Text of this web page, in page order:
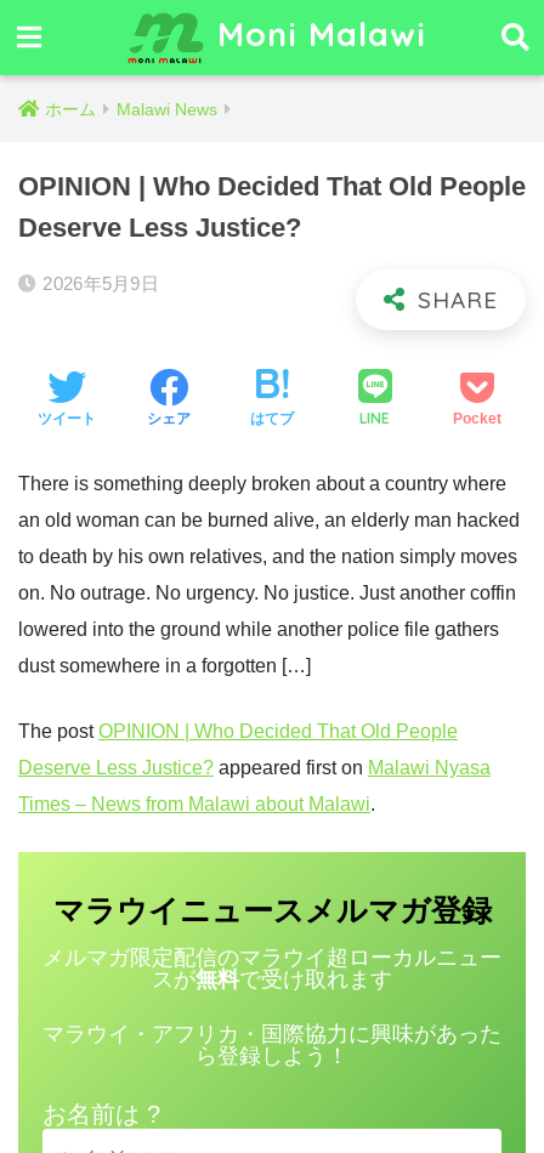
Moni Malawi
ホーム Malawi News
OPINION | Who Decided That Old People
Deserve Less Justice?
2026年5月9日
ツイート シェア はてブ LINE Pocket
There is something deeply broken about a country where
an old woman can be burned alive, an elderly man hacked
to death by his own relatives, and the nation simply moves
on. No outrage. No urgency. No justice. Just another coffin
lowered into the ground while another police file gathers
dust somewhere in a forgotten […]
The postOPINION | Who Decided That Old People
Deserve Less Justice? appeared first on Malawi Nyasa
Times – News from Malawi about Malawi.
マラウイニュース メルマガ登録
メルマガ限定配信のマラウイ超ローカルニュー
スが無料で受け取れます
マラウイ・アフリカ・国際協力に興味があった
ら登録しよう！
お名前は ?